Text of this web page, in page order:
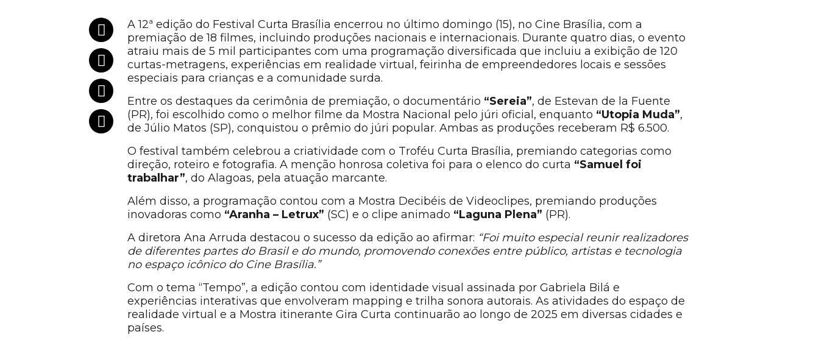
A 12ª edição do Festival Curta Brasília encerrou no último domingo (15), no Cine Brasília, com a
premiação de 18 filmes, incluindo produções nacionais e internacionais. Durante quatro dias, o evento
atraiu mais de 5 mil participantes com uma programação diversificada que incluiu a exibição de 120
curtas-metragens, experiências em realidade virtual, feirinha de empreendedores locais e sessões
especiais para crianças e a comunidade surda.
Entre os destaques da cerimônia de premiação, o documentário “Sereia”, de Estevan de la Fuente
(PR), foi escolhido como o melhor filme da Mostra Nacional pelo júri oficial, enquanto “Utopia Muda”,
de Júlio Matos (SP), conquistou o prêmio do júri popular. Ambas as produções receberam R$ 6.500.
O festival também celebrou a criatividade com o Troféu Curta Brasília, premiando categorias como
direção, roteiro e fotografia. A menção honrosa coletiva foi para o elenco do curta “Samuel foi
trabalhar”, do Alagoas, pela atuação marcante.
Além disso, a programação contou com a Mostra Decibéis de Videoclipes, premiando produções
inovadoras como “Aranha – Letrux” (SC) e o clipe animado “Laguna Plena” (PR).
A diretora Ana Arruda destacou o sucesso da edição ao afirmar: “Foi muito especial reunir realizadores
de diferentes partes do Brasil e do mundo, promovendo conexões entre público, artistas e tecnologia
no espaço icônico do Cine Brasília.”
Com o tema “Tempo”, a edição contou com identidade visual assinada por Gabriela Bilá e
experiências interativas que envolveram mapping e trilha sonora autorais. As atividades do espaço de
realidade virtual e a Mostra itinerante Gira Curta continuarão ao longo de 2025 em diversas cidades e
países.